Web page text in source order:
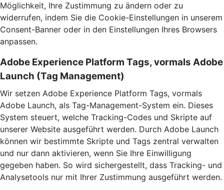
Möglichkeit, Ihre Zustimmung zu ändern oder zu
widerrufen, indem Sie die Cookie-Einstellungen in unserem
Consent-Banner oder in den Einstellungen Ihres Browsers
anpassen.
Adobe Experience Platform Tags, vormals Adobe
Launch (Tag Management)
Wir setzen Adobe Experience Platform Tags, vormals
Adobe Launch, als Tag-Management-System ein. Dieses
System steuert, welche Tracking-Codes und Skripte auf
unserer Website ausgeführt werden. Durch Adobe Launch
können wir bestimmte Skripte und Tags zentral verwalten
und nur dann aktivieren, wenn Sie Ihre Einwilligung
gegeben haben. So wird sichergestellt, dass Tracking- und
Analysetools nur mit Ihrer Zustimmung ausgeführt werden.